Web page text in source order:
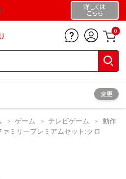
詳しくは
こちら
0
変更
ゲーム テレビゲーム
動作
ミリープレミアムセット:クロ